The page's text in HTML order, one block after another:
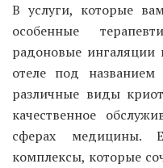
В услуги, которые
особенные
радоновые
отеле под названием
различные виды
качественное
сферах медицины.
комплексы, которые